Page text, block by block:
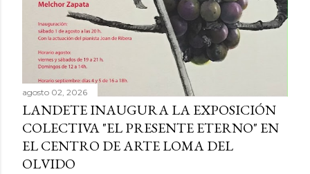
agosto 02, 2026
LANDETE INAUGURA LA EXPOSICIÓN
COLECTIVA "EL PRESENTE ETERNO" EN
EL CENTRO DE ARTE LOMA DEL
OLVIDO